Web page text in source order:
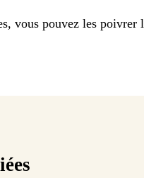
vous pouvez les poivrer